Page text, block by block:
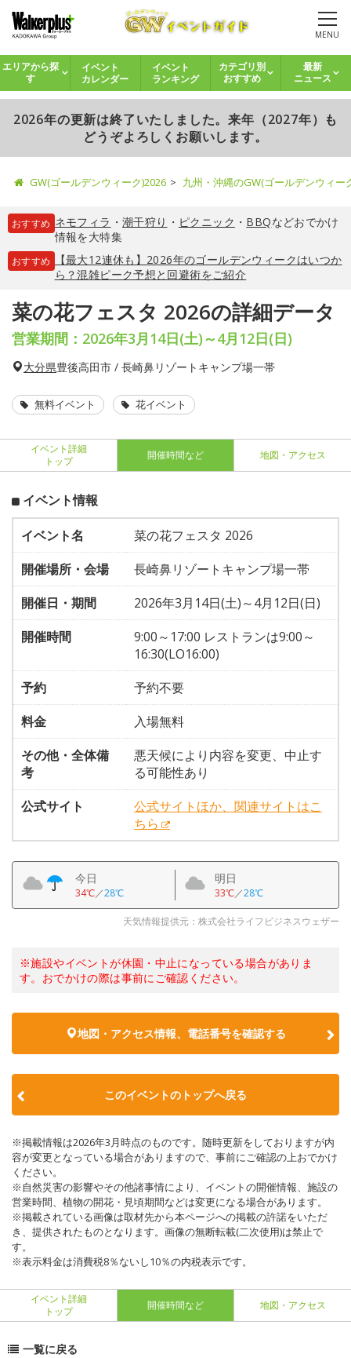
MENU
エリアから探
す
イベント
カレンダー
イベント
ランキング
カテゴリ別
おすすめ
最新
ニュース
2026年の更新は終了いたしました。来年（2027年）も
どうぞよろしくお願いします。
GW(ゴールデンウィーク)2026 九州・沖縄のGW(ゴールデンウィ
おすすめ ネモフィラ ・ 潮干狩り ・ ピクニック ・ BBQなどおでかけ
情報を大特集
おすすめ
【最大12連休も】2026年のゴールデンウィークはいつか
ら？混雑ピーク予想と回避術をご紹介
菜の花フェスタ 2026の詳細データ
営業期間：2026年3月14日(土)～4月12日(日)
大分県豊後高田市 / 長崎鼻リゾートキャンプ場一帯
無料イベント 花イベント
イベント詳細
トップ
開催時間など 地図・アクセス
イベント情報
イベント名
菜の花フェスタ 2026
開催場所・会場
長崎鼻リゾートキャンプ場一帯
開催日・期間
2026年3月14日(土)～4月12日(日)
開催時間
9:00～17:00 レストランは9:00～
16:30(LO16:00)
予約
予約不要
料金
入場無料
その他・全体備
考
悪天候により内容を変更、中止す
る可能性あり
公式サイト
公式サイトほか、関連サイトはこ
ちら
今日
34℃／28℃
明日
33℃／28℃
天気情報提供元：株式会社ライフビジネスウェザー
※施設やイベントが休園・中止になっている場合がありま
す。おでかけの際は事前にご確認ください。
地図・アクセス情報、電話番号を確認する
このイベントのトップへ戻る
※掲載情報は2026年3月時点のものです。随時更新をしておりますが内
容が変更となっている場合がありますので、事前にご確認の上おでかけ
ください。
※自然災害の影響やその他諸事情により、イベントの開催情報、施設の
営業時間、植物の開花・見頃期間などは変更になる場合があります。
※掲載されている画像は取材先から本ページへの掲載の許諾をいただ
き、提供されたものとなります。画像の無断転載(二次使用)は禁止で
す。
※表示料金は消費税8％ないし10％の内税表示です。
イベント詳細
トップ
開催時間など 地図・アクセス
一覧に戻る